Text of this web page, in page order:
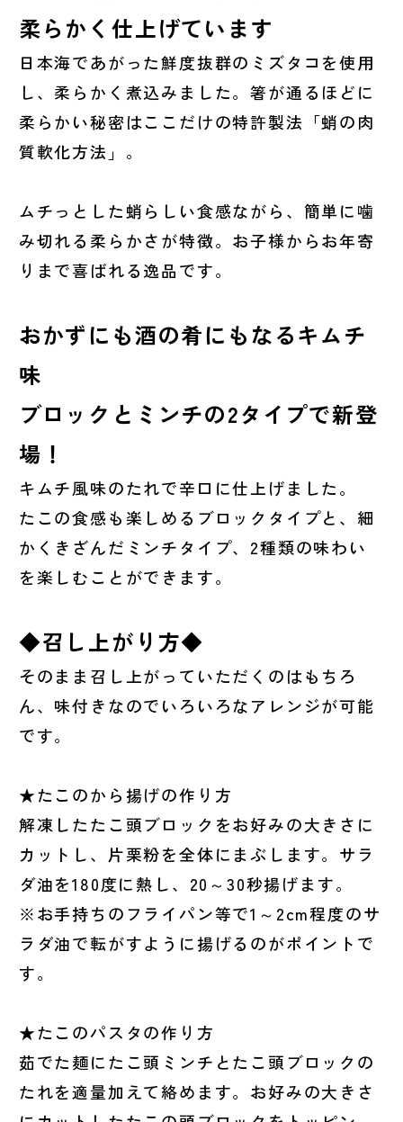
柔らかく仕上げています
日本海であがった鮮度抜群のミズタコを使用
し、柔らかく煮込みました。箸が通るほどに
柔らかい秘密はここだけの特許製法「蛸の肉
質軟化方法」。
ムチっとした蛸らしい食感ながら、簡単に噛
み切れる柔らかさが特徴。お子様からお年寄
りまで喜ばれる逸品です。
おかずにも酒の肴にもなるキムチ
味
ブロックとミンチの2タイプで新登
場！
キムチ風味のたれで辛口に仕上げました。
たこの食感も楽しめるブロックタイプと、細
かくきざんだミンチタイプ、2種類の味わい
を楽しむことができます。
◆召し上がり方◆
そのまま召し上がっていただくのはもちろ
ん、味付きなのでいろいろなアレンジが可能
です。
★たこのから揚げの作り方
解凍したたこ頭ブロックをお好みの大きさに
カットし、片栗粉を全体にまぶします。サラ
ダ油を180度に熱し、20～30秒揚げます。
※お手持ちのフライパン等で1～2cm程度のサ
ラダ油で転がすように揚げるのがポイントで
す。
★たこのパスタの作り方
茹でた麺にたこ頭ミンチとたこ頭ブロックの
たれを適量加えて絡めます。お好みの大きさ